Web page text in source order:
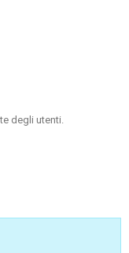
degli utenti.